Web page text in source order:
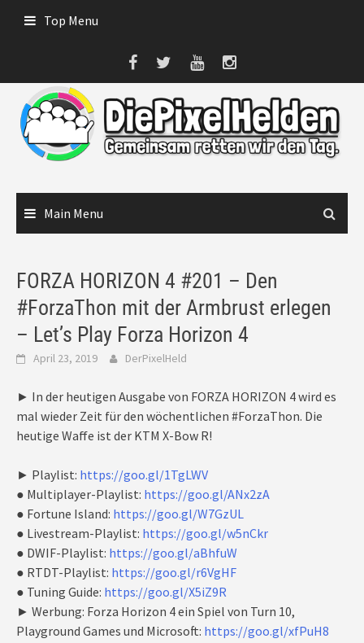
Top Menu
Main Menu
FORZA HORIZON 4 #201 – Den
#ForzaThon mit der Armbrust erlegen
– Let’s Play Forza Horizon 4
April 23, 2019 DerPixelHeld
► In der heutigen Ausgabe von FORZA HORIZON 4 wird es
mal wieder Zeit für den wöchentlichen #ForzaThon. Die
heutige Waffe ist der KTM X-Bow R!
► Playlist: https://goo.gl/1TgLWV
● Multiplayer-Playlist: https://goo.gl/ANx2zA
● Fortune Island: https://goo.gl/W7GzUL
● Livestream-Playlist: https://goo.gl/w5nCkr
● DWIF-Playlist: https://goo.gl/aBhfuW
● RTDT-Playlist: https://goo.gl/r6VgHF
● Tuning Guide: https://goo.gl/X5iZ9R
► Werbung: Forza Horizon 4 ein Spiel von Turn 10,
Playground Games und Microsoft: https://goo.gl/xfPuH8